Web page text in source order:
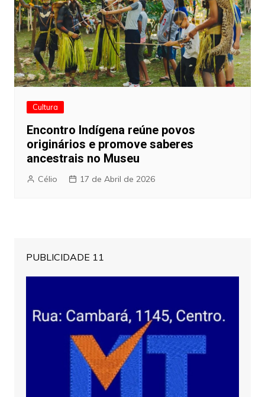
Cultura
Encontro Indígena reúne povos
originários e promove saberes
ancestrais no Museu
Célio 17 de Abril de 2026
PUBLICIDADE 11